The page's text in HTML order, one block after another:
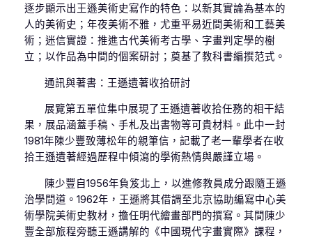
逐步顯示出王遜美術史寫作的特色：以新其實論為基本的
人的美術史；年夜美術不雅，尤重平易近間美術和工藝美
術；迷信實證：推進古代美術考古學、字畫判定學的樹
立；以作品為中間的個案研討；奠基了教科書編撰范式。
通訊與著書：王遜遺著收拾研討
展覽第五單位集中展現了王遜遺著收拾任務的相干結
果，展品涵蓋手稿、手札及出書物等可貴材料。此中一封
1981年陳少豐致薄松年的親筆信，記載了老一輩學者在收
拾王遜遺著經過歷程中傾瀉的學術熱情與嚴謹立場。
陳少豐自1956年負笈北上，以進修教員成分跟隨王遜
治學問道。1962年，王遜將其借調至北京協助編寫中心美
術學院美術史教材，擔任明代繪畫部門的撰寫。其間陳少
豐全部旅程旁聽王遜講解的《中國現代字畫實際》課程，